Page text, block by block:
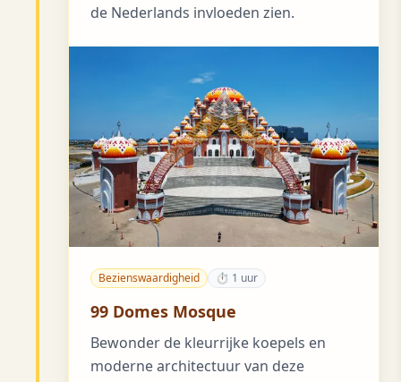
de Nederlands invloeden zien.
Bezienswaardigheid ⏱ 1 uur
99 Domes Mosque
Bewonder de kleurrijke koepels en
moderne architectuur van deze